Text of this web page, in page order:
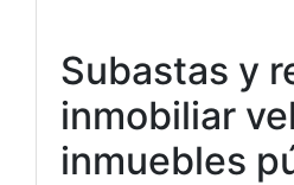
Subastas y
inmobiliar
inmuebles